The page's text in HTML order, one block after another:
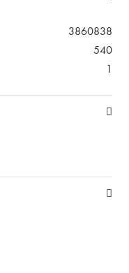
3860838
540
1